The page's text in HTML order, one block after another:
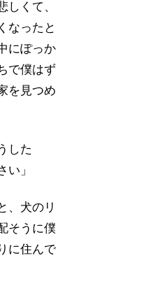
しくて、
なったと
にぽっか
で僕はず
を見つめ
した
」
、犬のリ
そうに僕
に住んで